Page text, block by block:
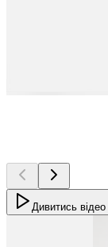
Дивитись відео